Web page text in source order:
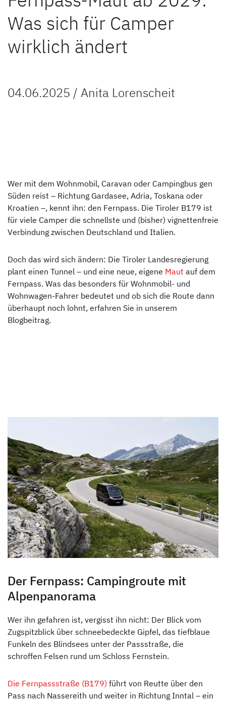
Unternehmen
Händlersuche
Fahrzeugbörse
Family Events
Nachhaltigkeit
Campingformen
Messen
Tipps & Tricks
Tipps & Tricks
Sicher und smart unterwegs: praktisches Zubehör
für einen sicheren Campingurlaub
Mit dem Wohnmobil ins Paradies: Roadtrip nach
Sardinien -Teil 1
Fahrzeuge
Was sich für Camper
wirklich ändert
04.06.2025 / Anita Lorenscheit
Wer mit dem Wohnmobil, Caravan oder Campingbus gen
Süden reist – Richtung Gardasee, Adria, Toskana oder
Kroatien –, kennt ihn: den Fernpass. Die Tiroler B179 ist
für viele Camper die schnellste und (bisher) vignettenfreie
Verbindung zwischen Deutschland und Italien.
Doch das wird sich ändern: Die Tiroler Landesregierung
plant einen Tunnel – und eine neue, eigene Maut auf dem
Fernpass. Was das besonders für Wohnmobil- und
Wohnwagen-Fahrer bedeutet und ob sich die Route dann
überhaupt noch lohnt, erfahren Sie in unserem
Blogbeitrag.
Der Fernpass: Campingroute mit
Alpenpanorama
Wer ihn gefahren ist, vergisst ihn nicht: Der Blick vom
Zugspitzblick über schneebedeckte Gipfel, das tiefblaue
Funkeln des Blindsees unter der Passstraße, die
schroffen Felsen rund um Schloss Fernstein.
Die Fernpassstraße (B179) führt von Reutte über den
Pass nach Nassereith und weiter in Richtung Inntal – ein